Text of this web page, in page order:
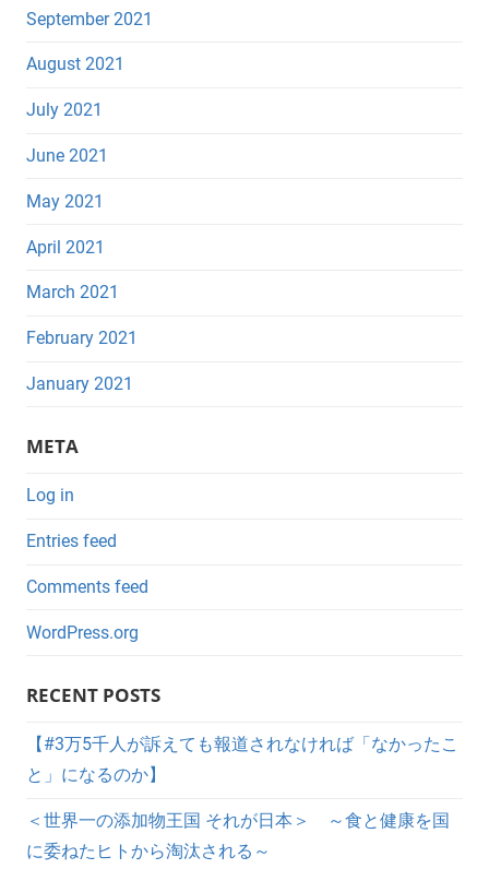
September 2021
August 2021
July 2021
June 2021
May 2021
April 2021
March 2021
February 2021
January 2021
META
Log in
Entries feed
Comments feed
WordPress.org
RECENT POSTS
【#3万5千人が訴えても報道されなければ「なかったこ
と」になるのか】
＜世界一の添加物王国 それが日本＞ ～食と健康を国
に委ねたヒトから淘汰される～